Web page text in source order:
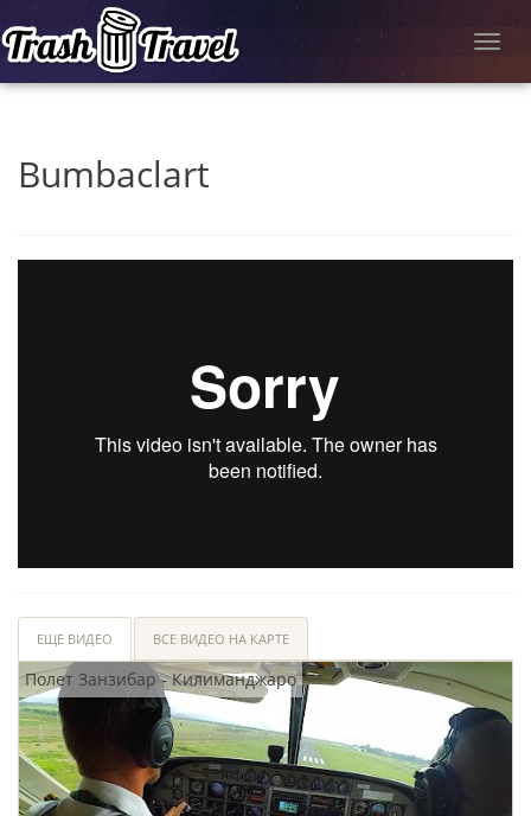
Bumbaclart
ЕЩЕ ВИДЕО ВСЕ ВИДЕО НА КАРТЕ
Полет Занзибар - Килиманджаро